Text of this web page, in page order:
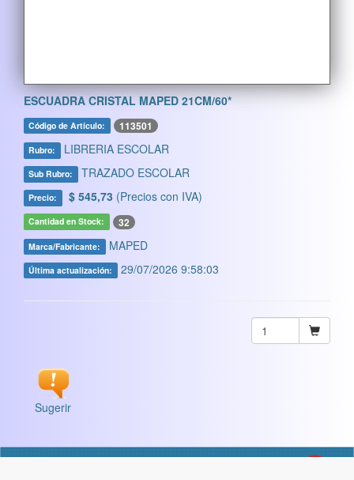
ESCUADRA CRISTAL MAPED 21CM/60*
Código de Artículo: 113501
Rubro: LIBRERIA ESCOLAR
Sub Rubro: TRAZADO ESCOLAR
Precio: $ 545,73 (Precios con IVA)
Cantidad en Stock: 32
Marca/Fabricante: MAPED
Última actualización: 29/07/2026 9:58:03
Sugerir